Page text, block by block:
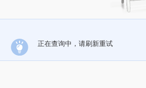
正在查询中，请刷新重试